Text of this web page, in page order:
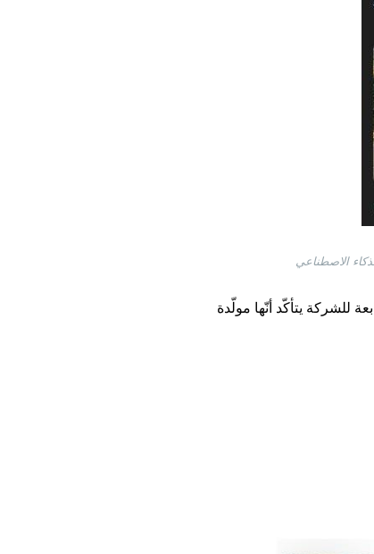
للشركة يتأكّد أنّها مولّدة